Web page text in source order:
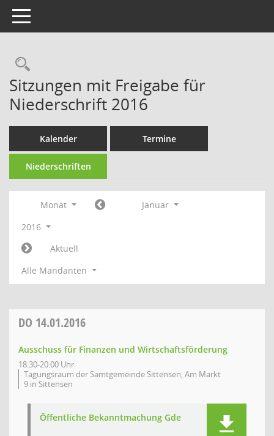
Toggle navigation
Rechercheauswahl
Sitzungen mit Freigabe für
Niederschrift 2016
Kalender Termine
Niederschriften
Monat
Januar
2016
Aktuell
Alle Mandanten
DO 14.01.2016
Ausschuss für Finanzen und Wirtschaftsförderung
18:30-20:00 Uhr
Tagungsraum der Samtgemeinde Sittensen, Am Markt
9 in Sittensen
Öffentliche Bekanntmachung Gde